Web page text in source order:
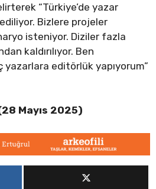
“Türkiye’de yazar
Bizlere projeler
isteniyor. Diziler fazla
kaldırılıyor. Ben
editörlük yapıyorum”
Mayıs 2025)